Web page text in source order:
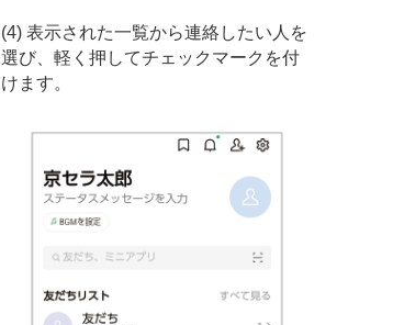
(4) 表示された一覧から連絡したい人を
選び、軽く押してチェックマークを付
けます。